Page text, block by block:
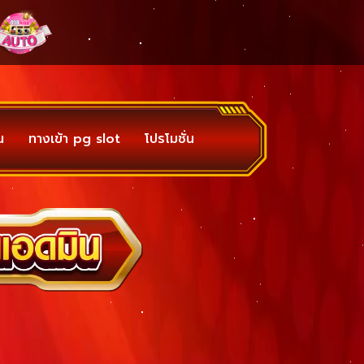
ทางเข้า pg slot โปรโมชั่น